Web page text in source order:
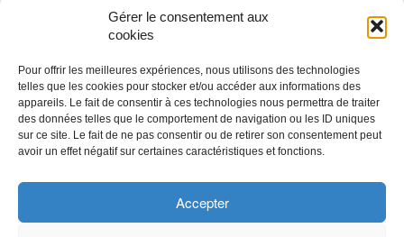
Gérer le consentement aux
cookies
Pour offrir les meilleures expériences, nous utilisons des technologies
telles que les cookies pour stocker et/ou accéder aux informations des
appareils. Le fait de consentir à ces technologies nous permettra de traiter
des données telles que le comportement de navigation ou les ID uniques
sur ce site. Le fait de ne pas consentir ou de retirer son consentement peut
avoir un effet négatif sur certaines caractéristiques et fonctions.
Accepter
Rendez-vous avec la nuit
Journées mosanes 2022
Copyright
Politique de confidentialité
Chartes des engagements des opérateurs culturels